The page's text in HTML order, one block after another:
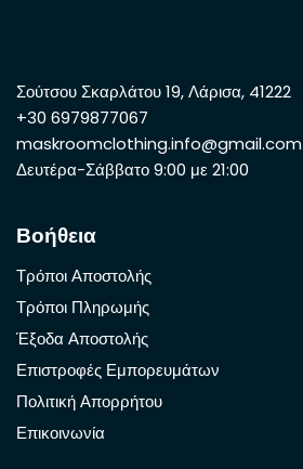
Σούτσου Σκαρλάτου 19, Λάρισα, 41222
+30 6979877067
maskroomclothing.info@gmail.com
Δευτέρα-Σάββατο 9:00 με 21:00
Βοήθεια
Τρόποι Αποστολής
Τρόποι Πληρωμής
Έξοδα Αποστολής
Επιστροφές Εμπορευμάτων
Πολιτική Απορρήτου
Επικοινωνία